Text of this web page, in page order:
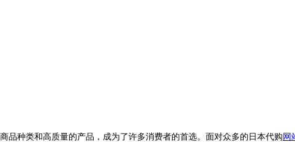
品种类和高质量的产品，成为了许多消费者的首选。面对众多的日本代购 网